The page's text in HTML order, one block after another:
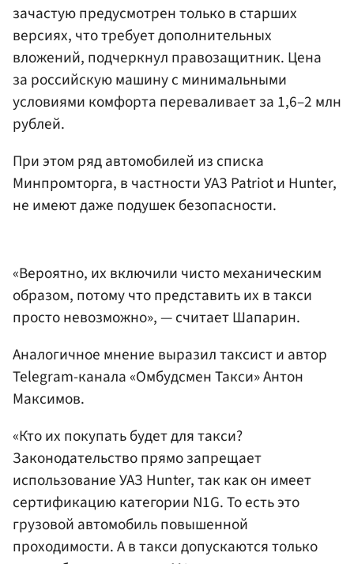
зачастую предусмотрен только в старших
версиях, что требует дополнительных
вложений, подчеркнул правозащитник. Цена
за российскую машину с минимальными
условиями комфорта переваливает за 1,6–2 млн
рублей.
При этом ряд автомобилей из списка
Минпромторга, в частности УАЗ Patriot и Hunter,
не имеют даже подушек безопасности.
«Вероятно, их включили чисто механическим
образом, потому что представить их в такси
просто невозможно», — считает Шапарин.
Аналогичное мнение выразил таксист и автор
Telegram-канала «Омбудсмен Такси» Антон
Максимов.
«Кто их покупать будет для такси?
Законодательство прямо запрещает
использование УАЗ Hunter, так как он имеет
сертификацию категории N1G. То есть это
грузовой автомобиль повышенной
проходимости. А в такси допускаются только